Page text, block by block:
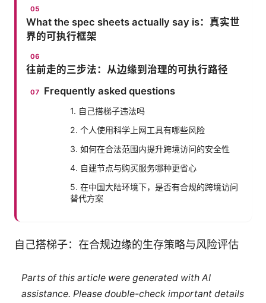
What the spec sheets actually say is：真实世
界的可执行框架
往前走的三步法：从边缘到治理的可执行路径
Frequently asked questions
1. 自己搭梯子违法吗
2. 个人使用科学上网工具有哪些风险
3. 如何在合法范围内提升跨境访问的安全性
4. 自建节点与购买服务哪种更省心
5. 在中国大陆环境下，是否有合规的跨境访问
替代方案
自己搭梯子：在合规边缘的生存策略与风险评估
Parts of this article were generated with AI
assistance. Please double-check important details